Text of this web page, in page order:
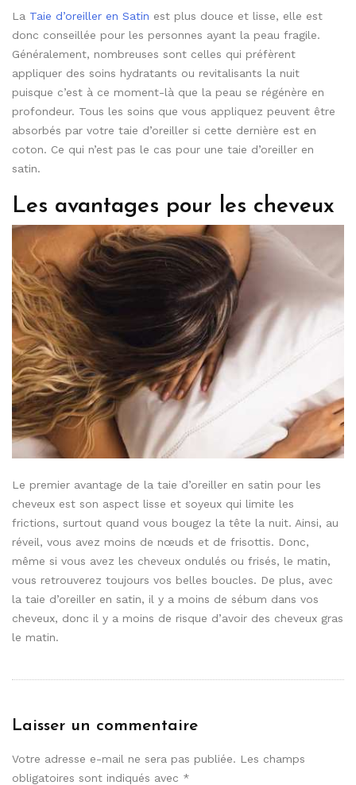
La Taie d’oreiller en Satin est plus douce et lisse, elle est
donc conseillée pour les personnes ayant la peau fragile.
Généralement, nombreuses sont celles qui préfèrent
appliquer des soins hydratants ou revitalisants la nuit
puisque c’est à ce moment-là que la peau se régénère en
profondeur. Tous les soins que vous appliquez peuvent être
absorbés par votre taie d’oreiller si cette dernière est en
coton. Ce qui n’est pas le cas pour une taie d’oreiller en
satin.
Les avantages pour les cheveux
Le premier avantage de la taie d’oreiller en satin pour les
cheveux est son aspect lisse et soyeux qui limite les
frictions, surtout quand vous bougez la tête la nuit. Ainsi, au
réveil, vous avez moins de nœuds et de frisottis. Donc,
même si vous avez les cheveux ondulés ou frisés, le matin,
vous retrouverez toujours vos belles boucles. De plus, avec
la taie d’oreiller en satin, il y a moins de sébum dans vos
cheveux, donc il y a moins de risque d’avoir des cheveux gras
le matin.
Laisser un commentaire
Votre adresse e-mail ne sera pas publiée. Les champs
obligatoires sont indiqués avec *